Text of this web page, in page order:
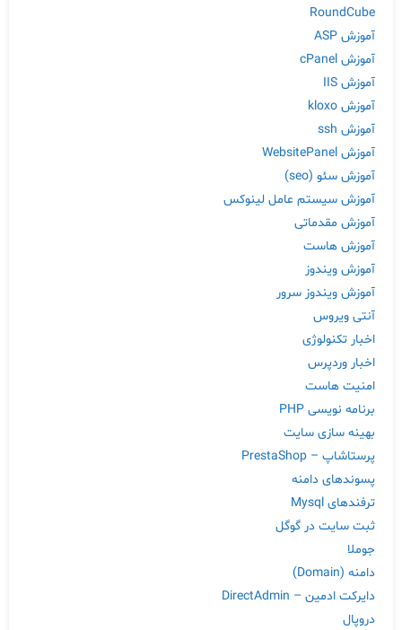
RoundCube
آموزش ASP
آموزش cPanel
آموزش IIS
آموزش kloxo
آموزش ssh
آموزش WebsitePanel
آموزش سئو (seo)
آموزش سیستم عامل لینوکس
آموزش مقدماتی
آموزش هاست
آموزش ویندوز
آموزش ویندوز سرور
آنتی ویروس
اخبار تکنولوژی
اخبار وردپرس
امنیت هاست
برنامه نویسی PHP
بهینه سازی سایت
پرستاشاپ – PrestaShop
پسوندهای دامنه
ترفندهای Mysql
ثبت سایت در گوگل
جوملا
دامنه (Domain)
دایرکت ادمین – DirectAdmin
دروپال